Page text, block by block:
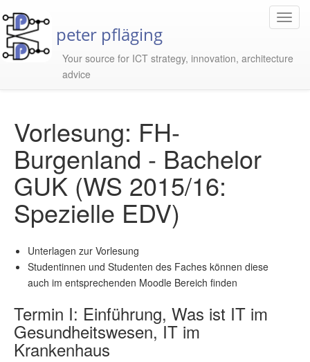
peter pfläging
Your source for ICT strategy, innovation, architecture
advice
Vorlesung: FH-
Burgenland - Bachelor
GUK (WS 2015/16:
Spezielle EDV)
Unterlagen zur Vorlesung
Studentinnen und Studenten des Faches können diese
auch im entsprechenden Moodle Bereich finden
Termin I: Einführung, Was ist IT im
Gesundheitswesen, IT im
Krankenhaus